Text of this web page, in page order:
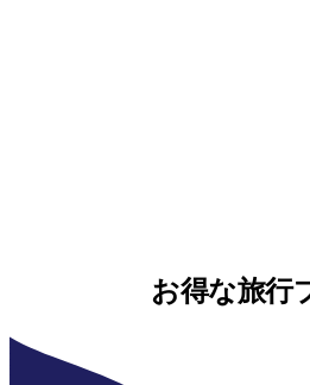
お得な旅行